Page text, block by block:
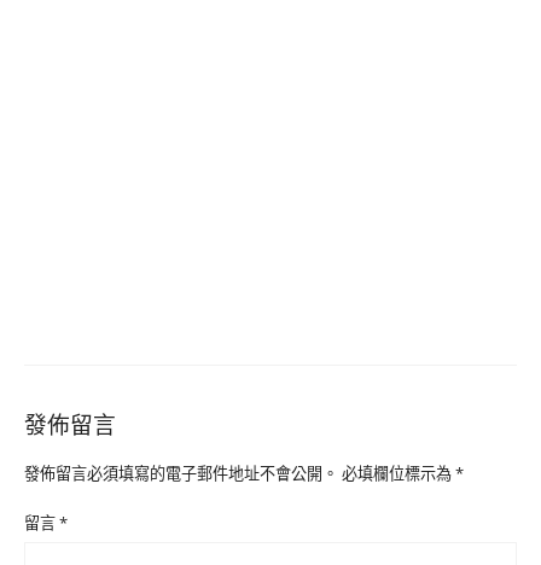
發佈留言
發佈留言必須填寫的電子郵件地址不會公開。 必填欄位標示為*
留言*